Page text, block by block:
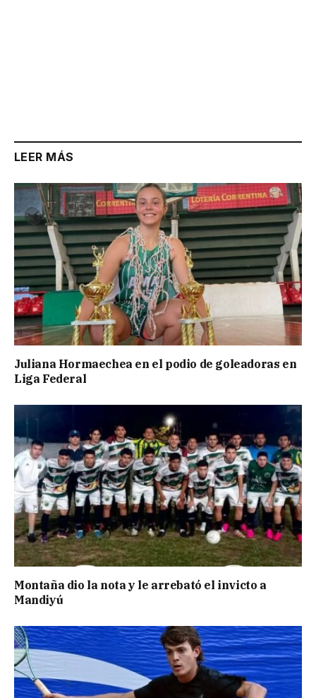
LEER MÁS
Juliana Hormaechea en el podio de goleadoras en
Liga Federal
Montaña dio la nota y le arrebató el invicto a
Mandiyú